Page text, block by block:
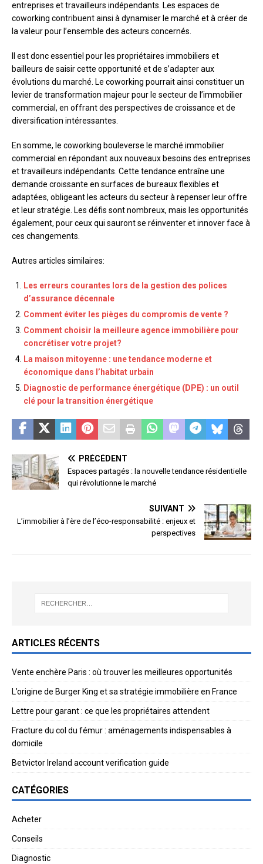
entreprises et travailleurs indépendants. Les espaces de
coworking contribuent ainsi à dynamiser le marché et à créer de
la valeur pour l’ensemble des acteurs concernés.
Il est donc essentiel pour les propriétaires immobiliers et
bailleurs de saisir cette opportunité et de s’adapter aux
évolutions du marché. Le coworking pourrait ainsi constituer un
levier de transformation majeur pour le secteur de l’immobilier
commercial, en offrant des perspectives de croissance et de
diversification intéressantes.
En somme, le coworking bouleverse le marché immobilier
commercial en répondant aux nouveaux besoins des entreprises
et travailleurs indépendants. Cette tendance entraîne une
demande croissante en surfaces de bureaux flexibles et
adaptées, obligeant les acteurs du secteur à repenser leur offre
et leur stratégie. Les défis sont nombreux, mais les opportunités
également, pour ceux qui sauront se réinventer et innover face à
ces changements.
Autres articles similaires:
Les erreurs courantes lors de la gestion des polices
d’assurance décennale
Comment éviter les pièges du compromis de vente ?
Comment choisir la meilleure agence immobilière pour
concrétiser votre projet?
La maison mitoyenne : une tendance moderne et
économique dans l’habitat urbain
Diagnostic de performance énergétique (DPE) : un outil
clé pour la transition énergétique
PRÉCÉDENT
Espaces partagés : la nouvelle tendance résidentielle
qui révolutionne le marché
SUIVANT
L’immobilier à l’ère de l’éco-responsabilité : enjeux et
perspectives
ARTICLES RÉCENTS
Vente enchère Paris : où trouver les meilleures opportunités
L’origine de Burger King et sa stratégie immobilière en France
Lettre pour garant : ce que les propriétaires attendent
Fracture du col du fémur : aménagements indispensables à
domicile
Betvictor Ireland account verification guide
CATÉGORIES
Acheter
Conseils
Diagnostic